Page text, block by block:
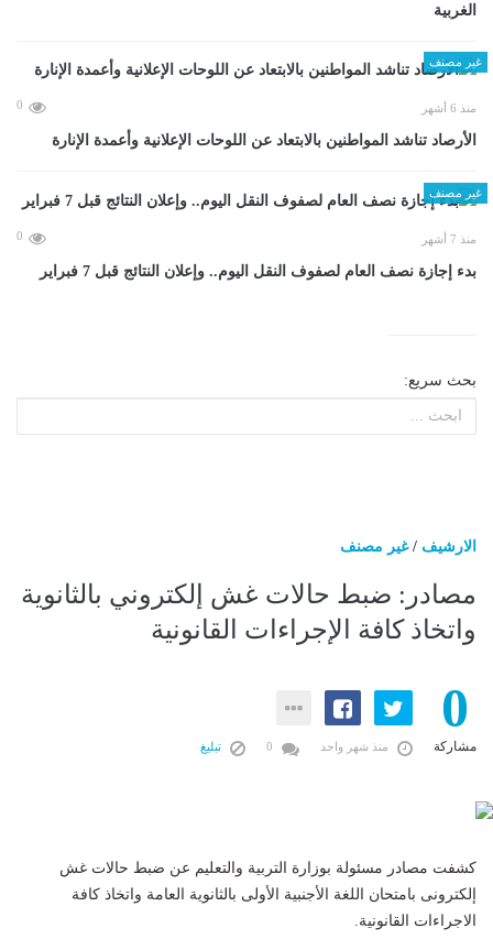
الغربية
غير مصنف
منذ 6 أشهر 0
الأرصاد تناشد المواطنين بالابتعاد عن اللوحات الإعلانية وأعمدة الإنارة
غير مصنف
منذ 7 أشهر 0
بدء إجازة نصف العام لصفوف النقل اليوم.. وإعلان النتائج قبل 7 فبراير
بحث سريع:
الارشيف /غير مصنف
مصادر: ضبط حالات غش إلكتروني بالثانوية
واتخاذ كافة الإجراءات القانونية
0
مشاركة منذ شهر واحد تبليغ
كشفت مصادر مسئولة بوزارة التربية والتعليم عن ضبط حالات غش
إلكترونى بامتحان اللغة الأجنبية الأولى بالثانوية العامة واتخاذ كافة
الاجراءات القانونية.